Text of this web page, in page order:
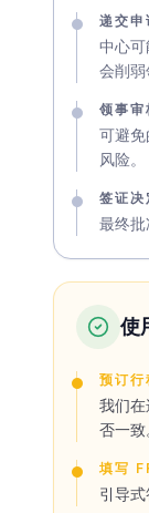
递交申
中心
会削弱
领事审
可避
风险。
签证决
最终批
使
预订行
我们
否一致
填写
引导式